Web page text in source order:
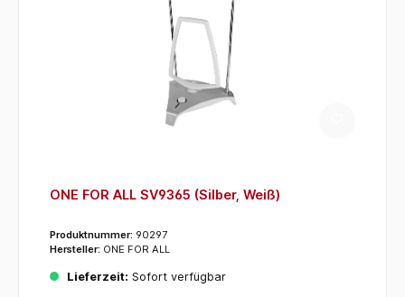
ONE FOR ALL SV9365 (Silber, Weiß)
Produktnummer: 90297
Hersteller: ONE FOR ALL
Lieferzeit: Sofort verfügbar